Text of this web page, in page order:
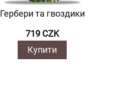
Гербери та гвоздики
719 CZK
Купити